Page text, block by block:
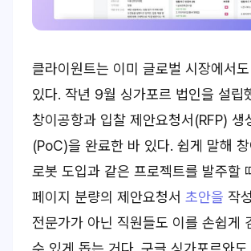
클라이원트는 이미 글로벌 시장에서
있다. 작년 9월 싱가포르 법인을 설립
창이공항과 입찰 제안요청서(RFP) 생
(PoC)을 완료한 바 있다. 쉽게 말해 창
로봇 도입과 같은 프로젝트를 발주할
페이지 분량의 제안요청서 초안을 작
전문가가 아닌 직원들도 이를 손쉽게